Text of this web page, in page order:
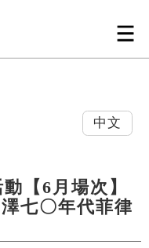
中文
【6月場次】
七〇年代菲律